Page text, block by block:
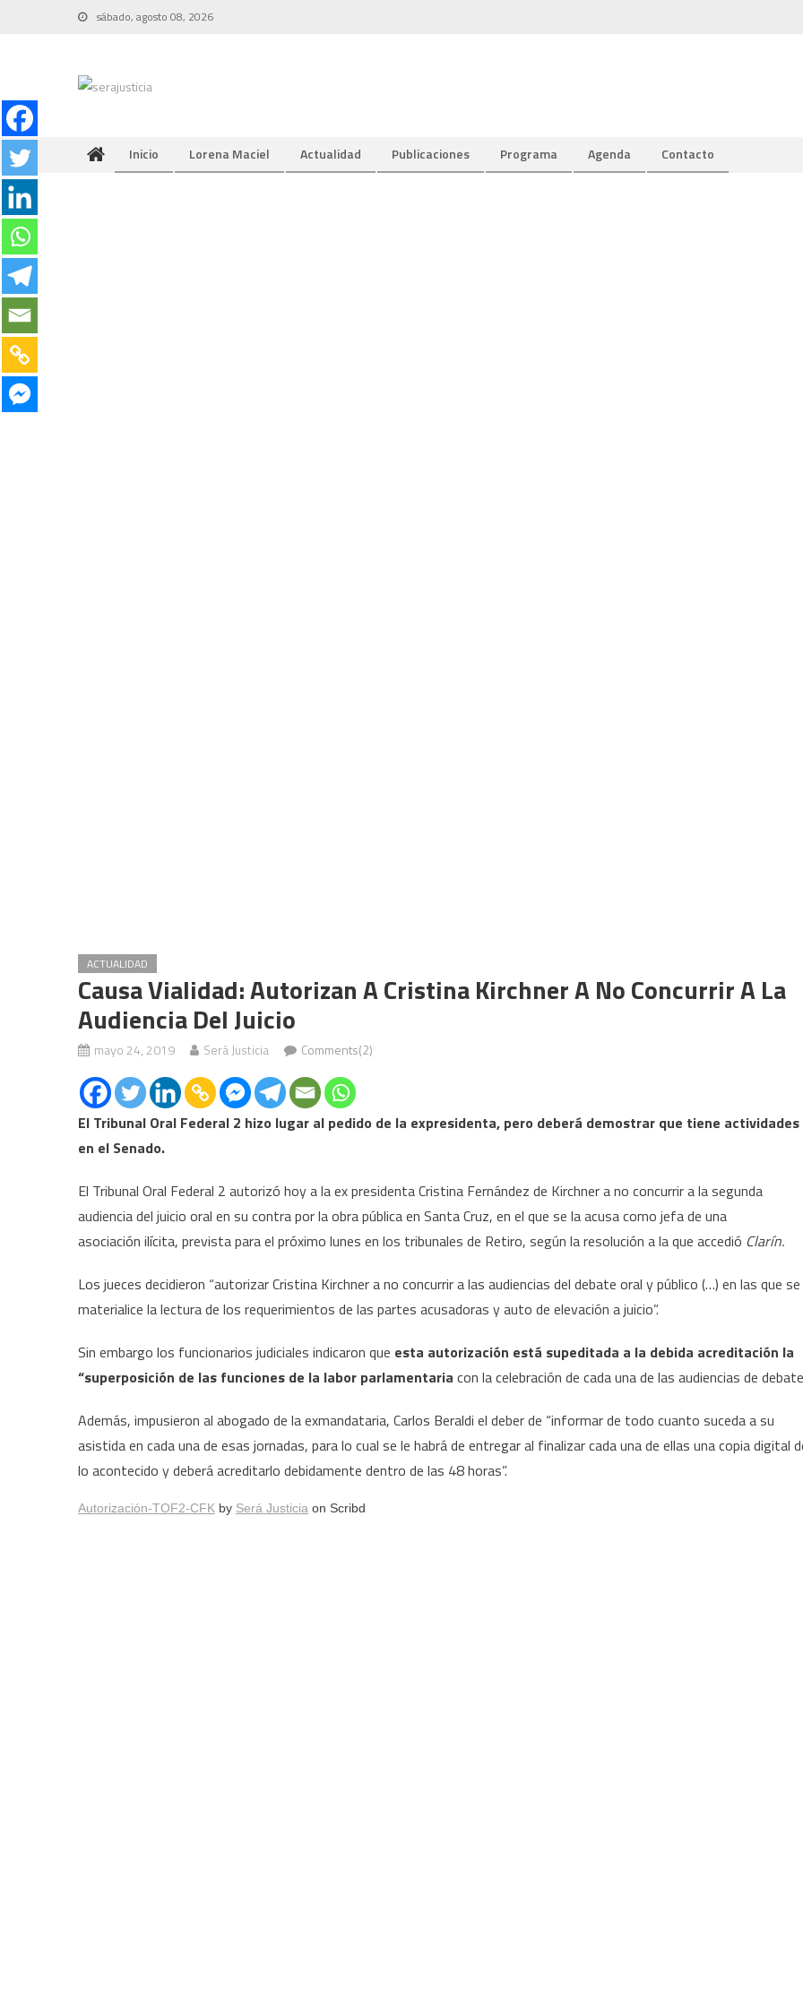
sábado, agosto 08, 2026
Inicio Lorena Maciel Actualidad Publicaciones Programa Agenda Contacto
ACTUALIDAD
Causa Vialidad: Autorizan A Cristina Kirchner A No Concurrir A La
Audiencia Del Juicio
mayo 24, 2019 Será Justicia Comments(2)
El Tribunal Oral Federal 2 hizo lugar al pedido de la expresidenta, pero deberá demostrar que tiene actividades
en el Senado.
El Tribunal Oral Federal 2 autorizó hoy a la ex presidenta Cristina Fernández de Kirchner a no concurrir a la segunda
audiencia del juicio oral en su contra por la obra pública en Santa Cruz, en el que se la acusa como jefa de una
asociación ilícita, prevista para el próximo lunes en los tribunales de Retiro, según la resolución a la que accedió Clarín.
Los jueces decidieron “autorizar Cristina Kirchner a no concurrir a las audiencias del debate oral y público (…) en las que se
materialice la lectura de los requerimientos de las partes acusadoras y auto de elevación a juicio”.
Sin embargo los funcionarios judiciales indicaron que esta autorización está supeditada a la debida acreditación la
“superposición de las funciones de la labor parlamentaria con la celebración de cada una de las audiencias de
Además, impusieron al abogado de la exmandataria, Carlos Beraldi el deber de “informar de todo cuanto suceda a su
asistida en cada una de esas jornadas, para lo cual se le habrá de entregar al finalizar cada una de ellas una copia digital
lo acontecido y deberá acreditarlo debidamente dentro de las 48 horas”.
Autorización-TOF2-CFK by Será Justicia on Scribd